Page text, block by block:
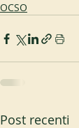
OCSO
Post recenti